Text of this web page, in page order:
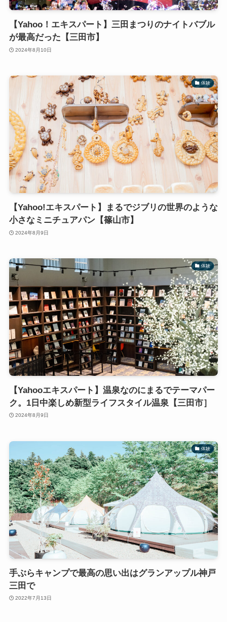
【Yahoo！エキスパート】三田まつりのナイトバブル
が最高だった【三田市】
2024年8月10日
体験
【Yahoo!エキスパート】まるでジブリの世界のような
小さなミニチュアパン【篠山市】
2024年8月9日
体験
【Yahooエキスパート】温泉なのにまるでテーマパー
ク。1日中楽しめ新型ライフスタイル温泉【三田市］
2024年8月9日
体験
手ぶらキャンプで最高の思い出はグランアップル神戸
三田で
2022年7月13日